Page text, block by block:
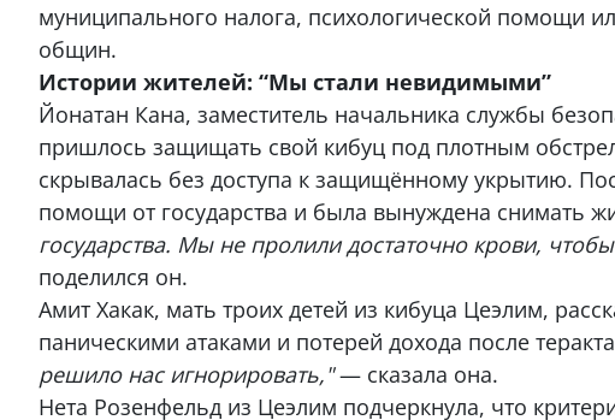
муниципального налога, психологической помощи
общин.
Истории жителей: “Мы стали невидимыми”
Йонатан Кана, заместитель начальника службы
пришлось защищать свой кибуц под плотным
скрывалась без доступа к защищённому укрытию.
помощи от государства и была вынуждена снимать
государства. Мы не пролили достаточно крови,
поделился он.
Амит Хакак, мать троих детей из кибуца Цеэлим,
паническими атаками и потерей дохода после
решило нас игнорировать,"— сказала она.
Нета Розенфельд из Цеэлим подчеркнула, что